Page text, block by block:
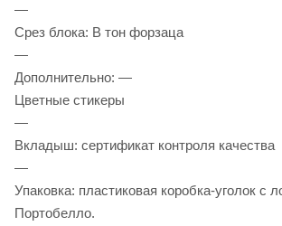
—
Срез блока: В тон форзаца
—
Дополнительно: —
Цветные стикеры
—
Вкладыш: сертификат контроля качества
—
Упаковка: пластиковая коробка-уголок с
Портобелло.